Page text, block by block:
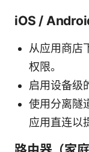
iOS /
从应用商店
权限。
启用设备级
使用分离隧
应用直连以